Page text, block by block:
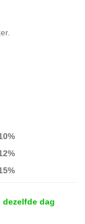
%
%
%
dezelfde dag